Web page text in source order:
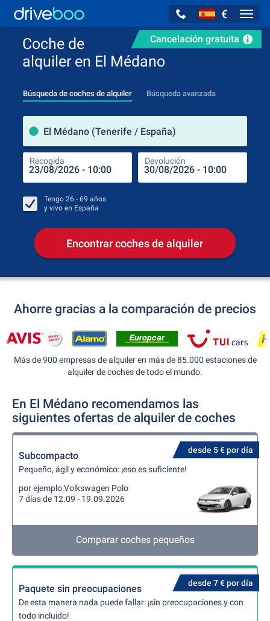
€
Cancelación gratuita
Coche de
alquiler en El Médano
Búsqueda de coches de alquiler Búsqueda avanzada
El Médano (Tenerife / España)
Recogida Devolución
Tengo 26 - 69 años
y vivo en España
Encontrar coches de alquiler
Ahorre gracias a la comparación de precios
Más de 900 empresas de alquiler en más de 85.000 estaciones de
alquiler de coches de todo el mundo.
En El Médano recomendamos las
siguientes ofertas de alquiler de coches
desde 5 € por día
Subcompacto
Pequeño, ágil y económico: ¡eso es suficiente!
por ejemplo Volkswagen Polo
7 días de 12.09 - 19.09.2026
Comparar coches pequeños
desde 7 € por día
Paquete sin preocupaciones
De esta manera nada puede fallar: ¡sin preocupaciones y con
todo incluido!